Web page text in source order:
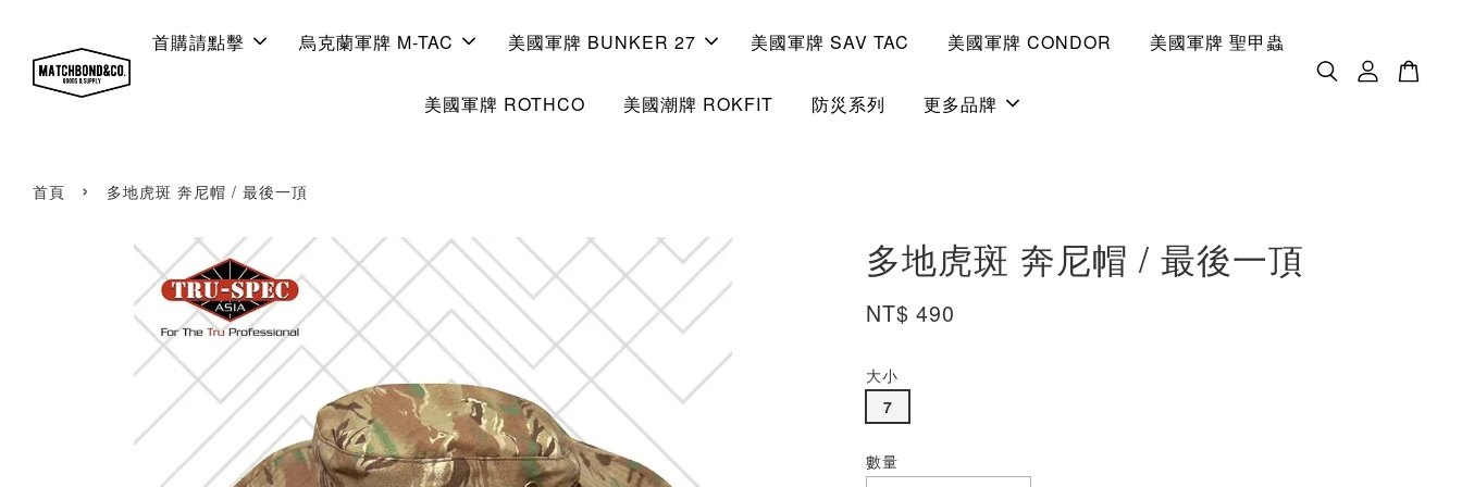
首購請點擊 烏克蘭軍牌 M-TAC 美國軍牌 BUNKER 27 美國軍牌 SAV TAC 美國軍牌 CONDOR 美國軍牌 聖甲蟲
美國軍牌 ROTHCO 美國潮牌 ROKFIT 防災系列 更多品牌
首頁 › 多地虎斑 奔尼帽 / 最後一頂
多地虎斑 奔尼帽 / 最後一頂
NT$ 490
大小
7
數量